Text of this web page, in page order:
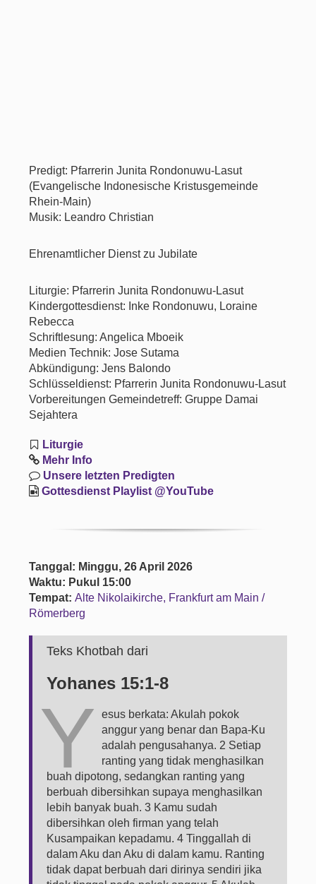
Predigt: Pfarrerin Junita Rondonuwu-Lasut
(Evangelische Indonesische Kristusgemeinde
Rhein-Main)
Musik: Leandro Christian
Ehrenamtlicher Dienst zu Jubilate
Liturgie: Pfarrerin Junita Rondonuwu-Lasut
Kindergottesdienst: Inke Rondonuwu, Loraine
Rebecca
Schriftlesung: Angelica Mboeik
Medien Technik: Jose Sutama
Abkündigung: Jens Balondo
Schlüsseldienst: Pfarrerin Junita Rondonuwu-Lasut
Vorbereitungen Gemeindetreff: Gruppe Damai
Sejahtera
Liturgie
Mehr Info
Unsere letzten Predigten
Gottesdienst Playlist @YouTube
Tanggal: Minggu, 26 April 2026
Waktu: Pukul 15:00
Tempat:Alte Nikolaikirche, Frankfurt am Main /
Römerberg
Teks Khotbah dari
Yohanes 15:1-8
Y
esus berkata: Akulah pokok
anggur yang benar dan Bapa-Ku
adalah pengusahanya. 2 Setiap
ranting yang tidak menghasilkan
buah dipotong, sedangkan ranting yang
berbuah dibersihkan supaya menghasilkan
lebih banyak buah. 3 Kamu sudah
dibersihkan oleh firman yang telah
Kusampaikan kepadamu. 4 Tinggallah di
dalam Aku dan Aku di dalam kamu. Ranting
tidak dapat berbuah dari dirinya sendiri jika